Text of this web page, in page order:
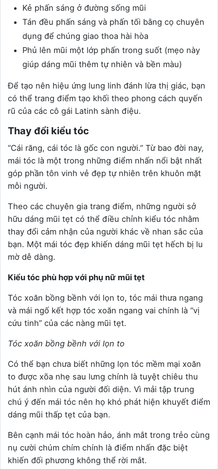
Kẻ phấn sáng ở đường sống mũi
Tán đều phấn sáng và phấn tối bằng cọ chuyên
dụng để chúng giao thoa hài hòa
Phủ lên mũi một lớp phấn trong suốt (mẹo này
giúp dáng mũi thêm tự nhiên và bền màu)
Để tạo nên hiệu ứng lung linh đánh lừa thị giác, bạn
có thể trang điểm tạo khối theo phong cách quyến
rũ của các cô gái Latinh sành điệu.
Thay đổi kiểu tóc
“Cái răng, cái tóc là gốc con người.” Từ bao đời nay,
mái tóc là một trong những điểm nhấn nổi bật nhất
góp phần tôn vinh vẻ đẹp tự nhiên trên khuôn mặt
mỗi người.
Theo các chuyên gia trang điểm, những người sở
hữu dáng mũi tẹt có thể điều chỉnh kiểu tóc nhằm
thay đổi cảm nhận của người khác về nhan sắc của
bạn. Một mái tóc đẹp khiến dáng mũi tẹt hếch bị lu
mờ dễ dàng.
Kiểu tóc phù hợp với phụ nữ mũi tẹt
Tóc xoăn bồng bềnh với lọn to, tóc mái thưa ngang
và mái ngố kết hợp tóc xoăn ngang vai chính là “vị
cứu tinh” của các nàng mũi tẹt.
Tóc xoăn bồng bềnh với lọn to
Có thể bạn chưa biết những lọn tóc mềm mại xoăn
to được xõa nhẹ sau lưng chính là tuyệt chiêu thu
hút ánh nhìn của người đối diện. Vì mải tập trung
chú ý đến mái tóc nên họ khó phát hiện khuyết điểm
dáng mũi thấp tẹt của bạn.
Bên cạnh mái tóc hoàn hảo, ánh mắt trong trẻo cùng
nụ cười chúm chím chính là điểm nhấn đặc biệt
khiến đối phương không thể rời mắt.